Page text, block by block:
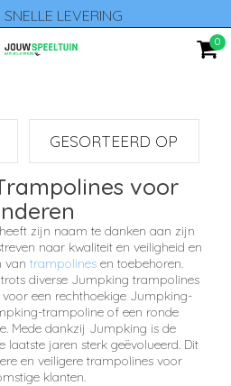
LEVERING
0
GESORTEERD OP
voor
zijn naam te danken aan zijn
naar kwaliteit en veiligheid en
van trampolines en toebehoren.
diverse Jumpking trampolines
een rechthoekige Jumpking-
trampoline of een ronde
Mede dankzij Jumpking is de
jaren sterk geëvolueerd. Dit
en veiligere trampolines voor
klanten.